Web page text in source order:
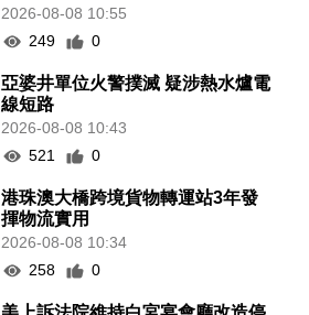
2026-08-08 10:55
249
0
亞婆井單位火警撲滅 疑涉熱水爐電
線短路
2026-08-08 10:43
521
0
港珠澳大橋跨境貨物轉運站3年發
揮物流實用
2026-08-08 10:34
258
0